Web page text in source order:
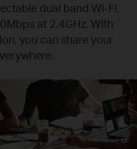
dual band Wi-Fi,
at 2.4GHz. With
you can share your